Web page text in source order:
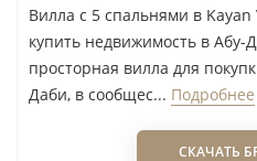
ли объект
сдаваться в
перепродаже
Для покупки на
Вилла с 5 спальнями в
купить недвижимость в
просторная вилла для
Даби, в сообщес... Подробнее
СКАЧАТЬ